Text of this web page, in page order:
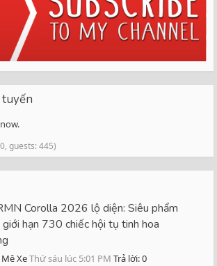
guests: 445)
Corolla 2026 lộ diện: Siêu phẩm
hạn 730 chiếc hội tụ tinh hoa
XeThứ sáu lúc 5:01 PM Trả lời: 0